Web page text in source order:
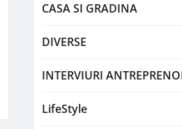
CASA SI GRADINA
DIVERSE
INTERVIURI
LifeStyle